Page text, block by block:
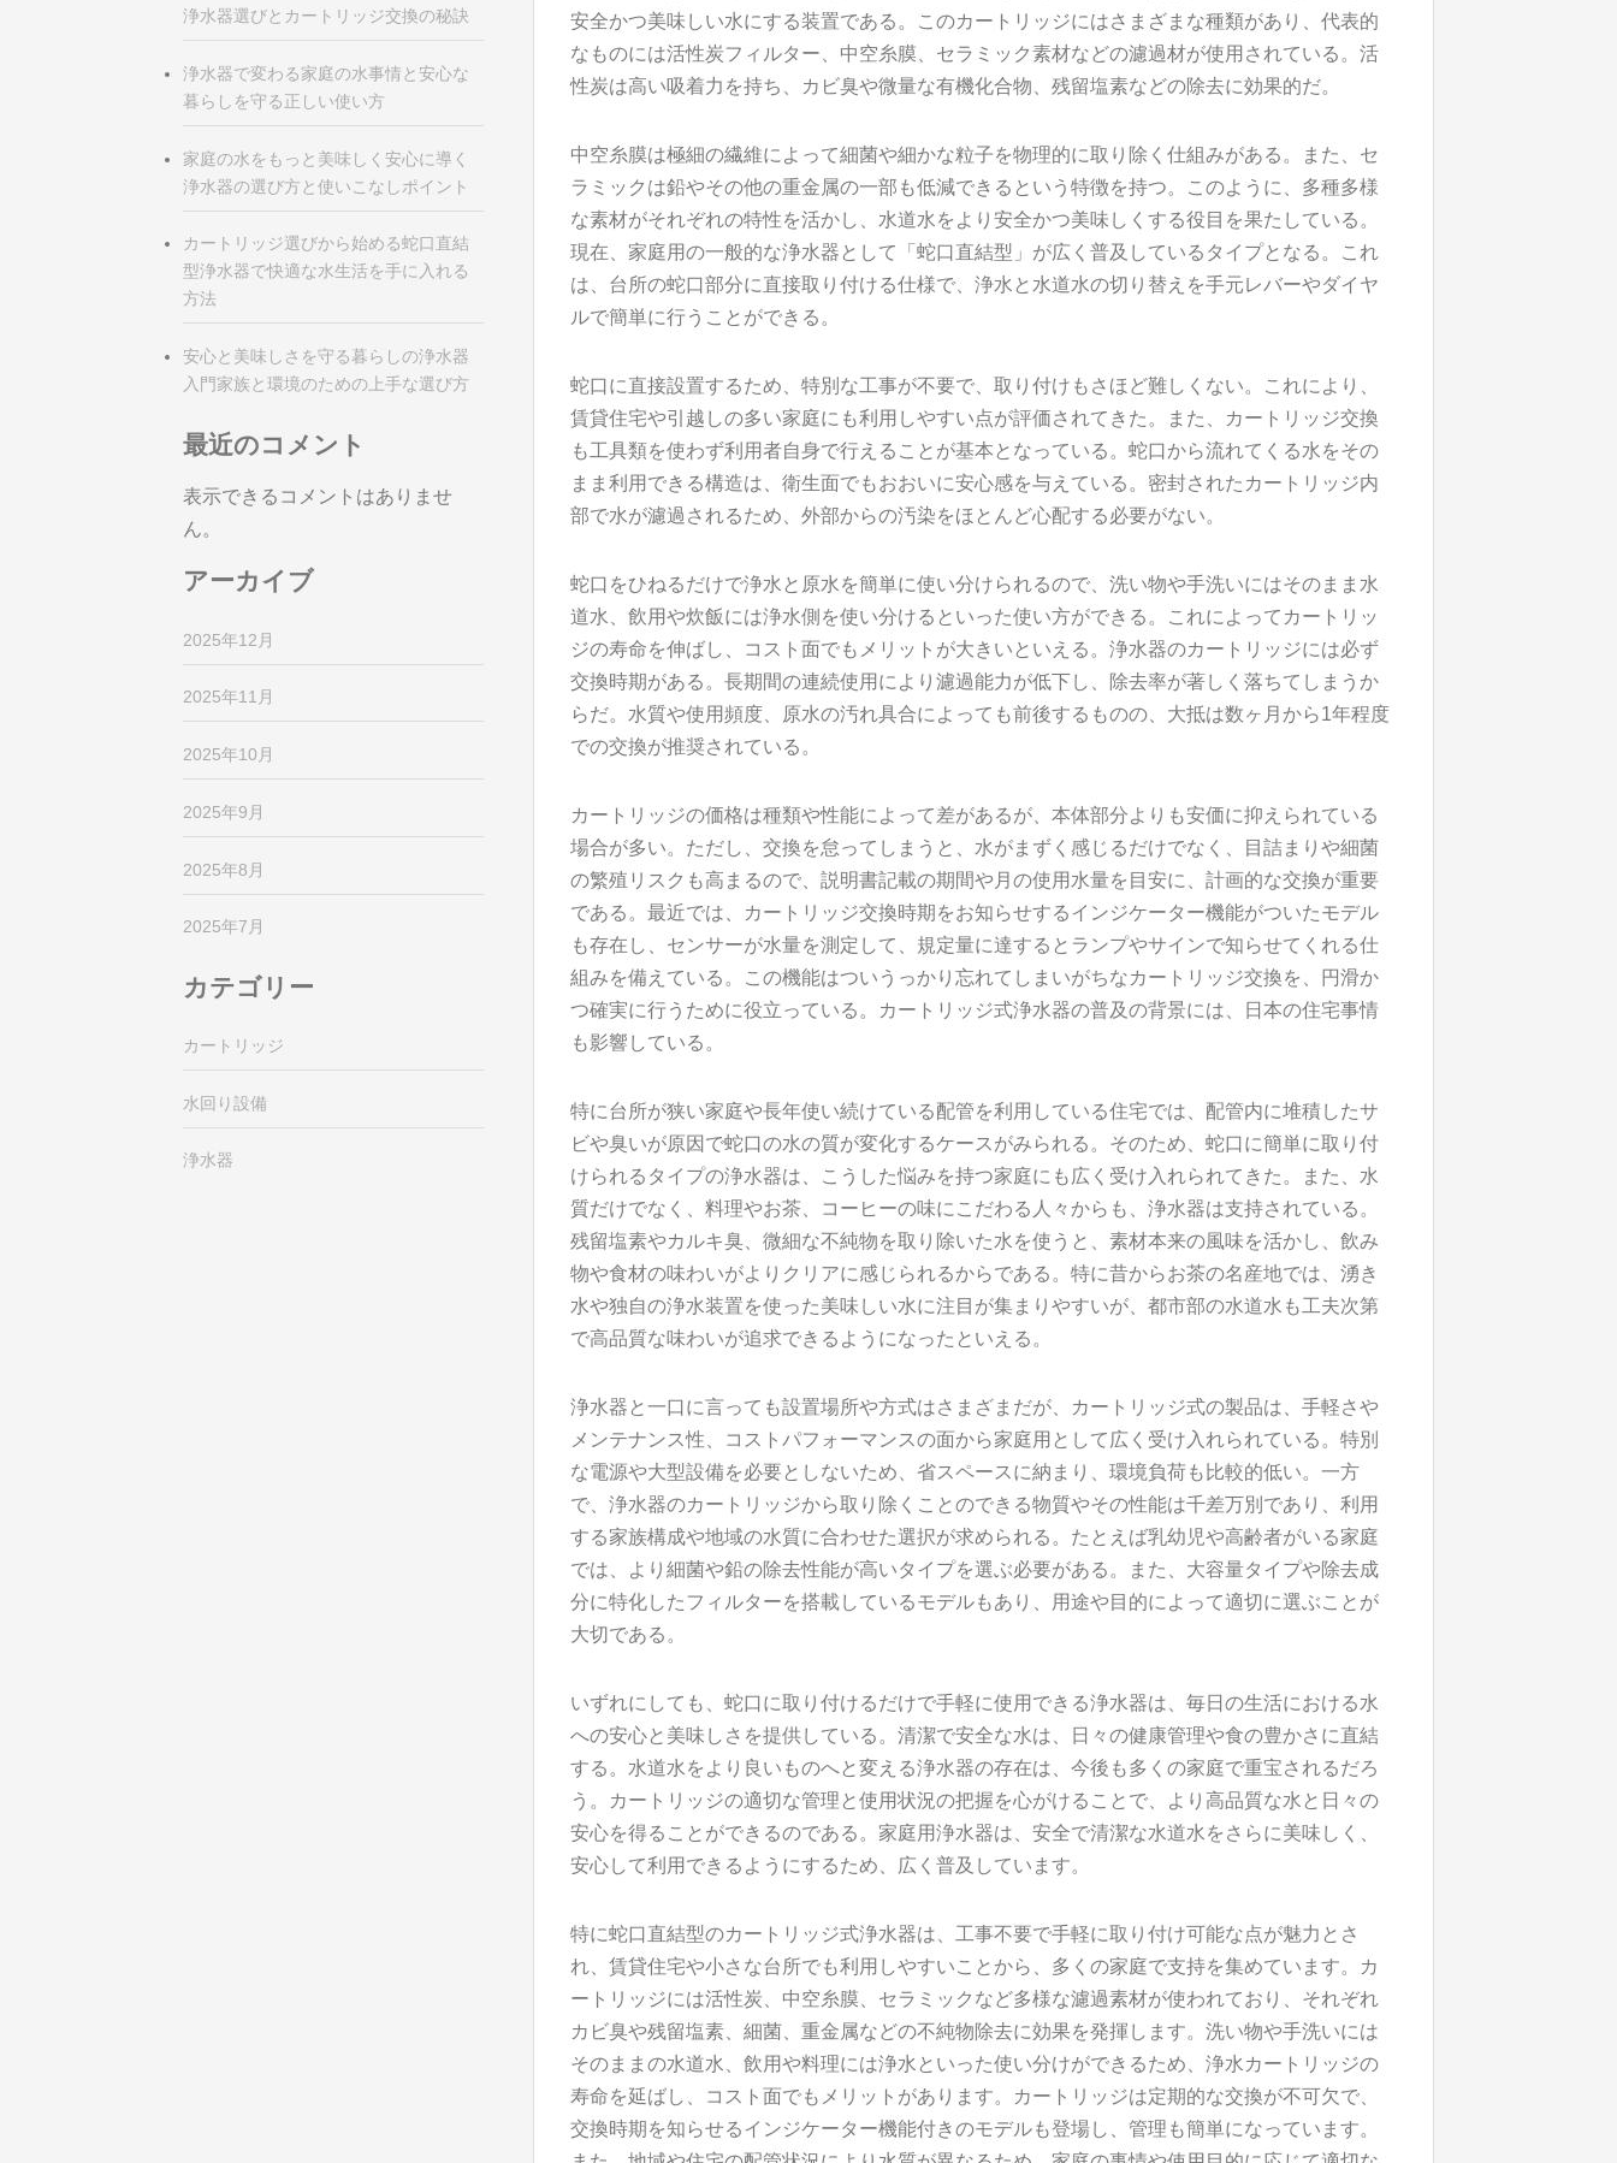
安全かつ美味しい水にする装置である。このカートリッジにはさまざまな種類があり、代表的
なものには活性炭フィルター、中空糸膜、セラミック素材などの濾過材が使用されている。活
性炭は高い吸着力を持ち、カビ臭や微量な有機化合物、残留塩素などの除去に効果的だ。
中空糸膜は極細の繊維によって細菌や細かな粒子を物理的に取り除く仕組みがある。また、セ
ラミックは鉛やその他の重金属の一部も低減できるという特徴を持つ。このように、多種多様
な素材がそれぞれの特性を活かし、水道水をより安全かつ美味しくする役目を果たしている。
現在、家庭用の一般的な浄水器として「蛇口直結型」が広く普及しているタイプとなる。これ
は、台所の蛇口部分に直接取り付ける仕様で、浄水と水道水の切り替えを手元レバーやダイヤ
ルで簡単に行うことができる。
蛇口に直接設置するため、特別な工事が不要で、取り付けもさほど難しくない。これにより、
賃貸住宅や引越しの多い家庭にも利用しやすい点が評価されてきた。また、カートリッジ交換
も工具類を使わず利用者自身で行えることが基本となっている。蛇口から流れてくる水をその
まま利用できる構造は、衛生面でもおおいに安心感を与えている。密封されたカートリッジ内
部で水が濾過されるため、外部からの汚染をほとんど心配する必要がない。
蛇口をひねるだけで浄水と原水を簡単に使い分けられるので、洗い物や手洗いにはそのまま水
道水、飲用や炊飯には浄水側を使い分けるといった使い方ができる。これによってカートリッ
ジの寿命を伸ばし、コスト面でもメリットが大きいといえる。浄水器のカートリッジには必ず
交換時期がある。長期間の連続使用により濾過能力が低下し、除去率が著しく落ちてしまうか
らだ。水質や使用頻度、原水の汚れ具合によっても前後するものの、大抵は数ヶ月から1年程度
での交換が推奨されている。
カートリッジの価格は種類や性能によって差があるが、本体部分よりも安価に抑えられている
場合が多い。ただし、交換を怠ってしまうと、水がまずく感じるだけでなく、目詰まりや細菌
の繁殖リスクも高まるので、説明書記載の期間や月の使用水量を目安に、計画的な交換が重要
である。最近では、カートリッジ交換時期をお知らせするインジケーター機能がついたモデル
も存在し、センサーが水量を測定して、規定量に達するとランプやサインで知らせてくれる仕
組みを備えている。この機能はついうっかり忘れてしまいがちなカートリッジ交換を、円滑か
つ確実に行うために役立っている。カートリッジ式浄水器の普及の背景には、日本の住宅事情
も影響している。
特に台所が狭い家庭や長年使い続けている配管を利用している住宅では、配管内に堆積したサ
ビや臭いが原因で蛇口の水の質が変化するケースがみられる。そのため、蛇口に簡単に取り付
けられるタイプの浄水器は、こうした悩みを持つ家庭にも広く受け入れられてきた。また、水
質だけでなく、料理やお茶、コーヒーの味にこだわる人々からも、浄水器は支持されている。
残留塩素やカルキ臭、微細な不純物を取り除いた水を使うと、素材本来の風味を活かし、飲み
物や食材の味わいがよりクリアに感じられるからである。特に昔からお茶の名産地では、湧き
水や独自の浄水装置を使った美味しい水に注目が集まりやすいが、都市部の水道水も工夫次第
で高品質な味わいが追求できるようになったといえる。
浄水器と一口に言っても設置場所や方式はさまざまだが、カートリッジ式の製品は、手軽さや
メンテナンス性、コストパフォーマンスの面から家庭用として広く受け入れられている。特別
な電源や大型設備を必要としないため、省スペースに納まり、環境負荷も比較的低い。一方
で、浄水器のカートリッジから取り除くことのできる物質やその性能は千差万別であり、利用
する家族構成や地域の水質に合わせた選択が求められる。たとえば乳幼児や高齢者がいる家庭
では、より細菌や鉛の除去性能が高いタイプを選ぶ必要がある。また、大容量タイプや除去成
分に特化したフィルターを搭載しているモデルもあり、用途や目的によって適切に選ぶことが
大切である。
いずれにしても、蛇口に取り付けるだけで手軽に使用できる浄水器は、毎日の生活における水
への安心と美味しさを提供している。清潔で安全な水は、日々の健康管理や食の豊かさに直結
する。水道水をより良いものへと変える浄水器の存在は、今後も多くの家庭で重宝されるだろ
う。カートリッジの適切な管理と使用状況の把握を心がけることで、より高品質な水と日々の
安心を得ることができるのである。家庭用浄水器は、安全で清潔な水道水をさらに美味しく、
安心して利用できるようにするため、広く普及しています。
特に蛇口直結型のカートリッジ式浄水器は、工事不要で手軽に取り付け可能な点が魅力とさ
れ、賃貸住宅や小さな台所でも利用しやすいことから、多くの家庭で支持を集めています。カ
ートリッジには活性炭、中空糸膜、セラミックなど多様な濾過素材が使われており、それぞれ
カビ臭や残留塩素、細菌、重金属などの不純物除去に効果を発揮します。洗い物や手洗いには
そのままの水道水、飲用や料理には浄水といった使い分けができるため、浄水カートリッジの
寿命を延ばし、コスト面でもメリットがあります。カートリッジは定期的な交換が不可欠で、
交換時期を知らせるインジケーター機能付きのモデルも登場し、管理も簡単になっています。
浄水器選びとカートリッジ交換の秘訣
浄水器で変わる家庭の水事情と安心な
暮らしを守る正しい使い方
家庭の水をもっと美味しく安心に導く
浄水器の選び方と使いこなしポイント
カートリッジ選びから始める蛇口直結
型浄水器で快適な水生活を手に入れる
方法
安心と美味しさを守る暮らしの浄水器
入門家族と環境のための上手な選び方
最近のコメント
表示できるコメントはありませ
ん。
アーカイブ
2025年12月
2025年11月
2025年10月
2025年9月
2025年8月
2025年7月
カテゴリー
カートリッジ
水回り設備
浄水器